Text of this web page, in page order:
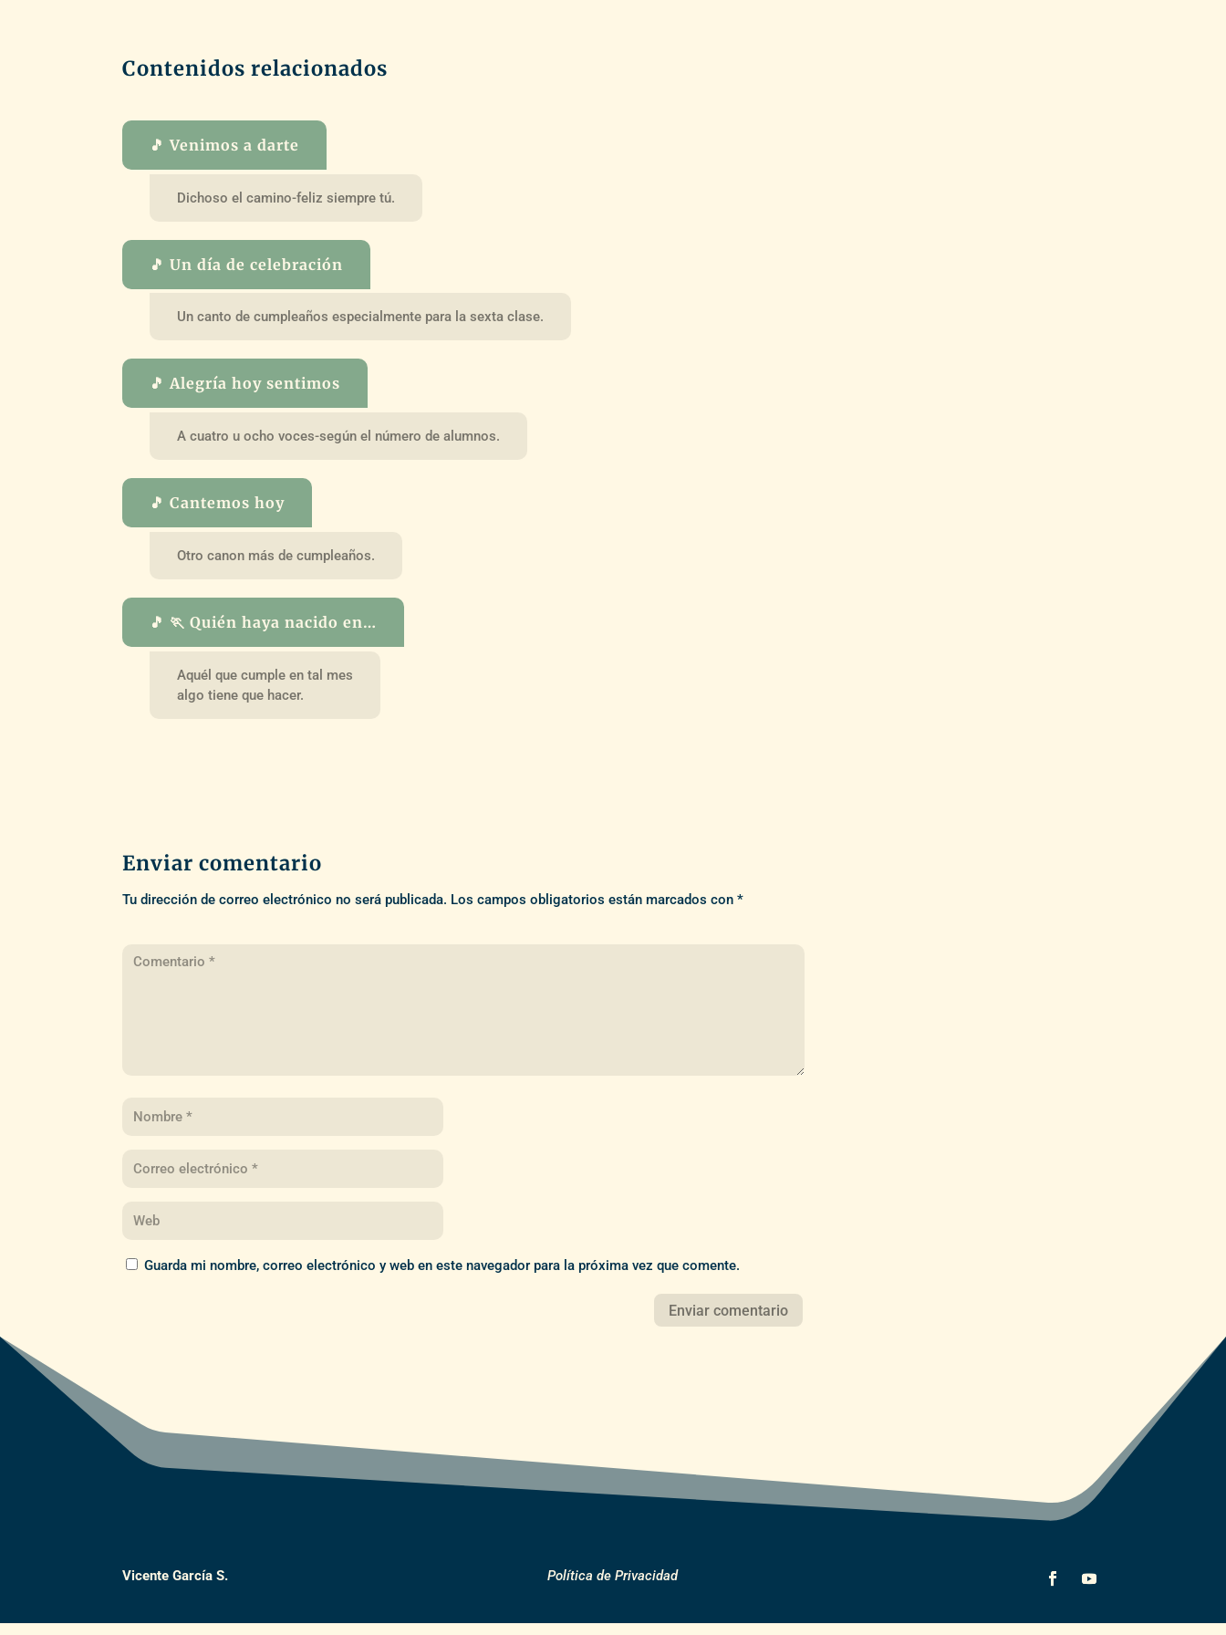
Contenidos relacionados
🎵 Venimos a darte
Dichoso el camino-feliz siempre tú.
🎵 Un día de celebración
Un canto de cumpleaños especialmente para la sexta clase.
🎵 Alegría hoy sentimos
A cuatro u ocho voces-según el número de alumnos.
🎵 Cantemos hoy
Otro canon más de cumpleaños.
🎵 🏃 Quién haya nacido en…
Aquél que cumple en tal mes
algo tiene que hacer.
Enviar comentario
Tu dirección de correo electrónico no será publicada. Los campos obligatorios están marcados con*
Guarda mi nombre, correo electrónico y web en este navegador para la próxima vez que comente.
Vicente García S. Política de Privacidad